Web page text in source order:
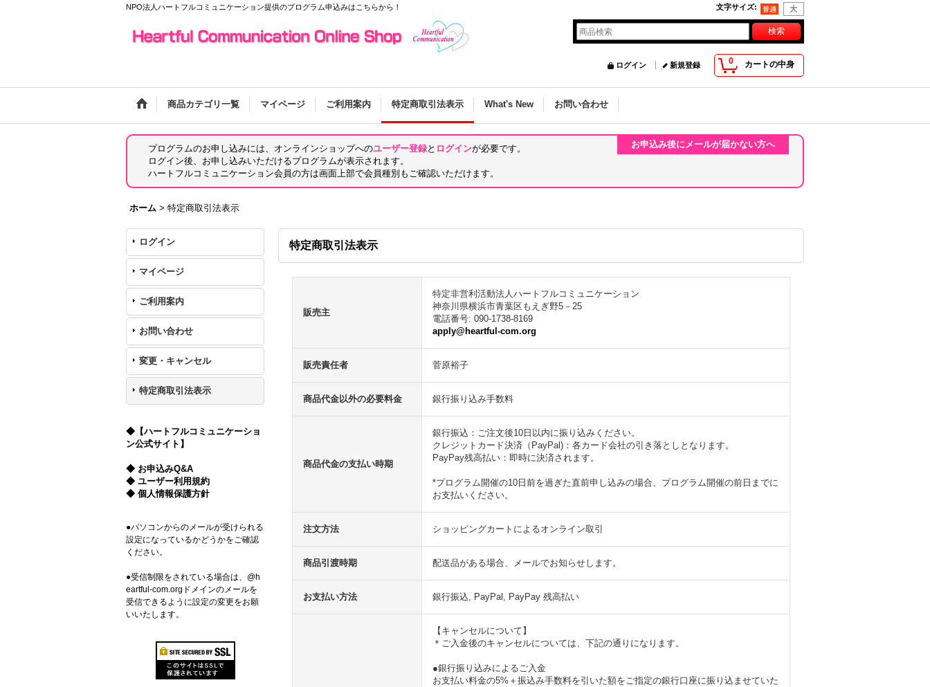
NPO法人ハートフルコミュニケーション提供のプログラム申込みはこちらから！ 文字サイズ:
0 カートの中身
ログイン 新規登録
商品カテゴリ一覧 マイページ ご利用案内 特定商取引法表示 What's New お問い合わせ
プログラムのお申し込みには、オンラインショップへのユーザー登録と ログインが必要です。
ログイン後、お申し込みいただけるプログラムが表示されます。
ハートフルコミュニケーション会員の方は画面上部で会員種別もご確認いただけます。
お申込み後にメールが届かない方へ
ホーム > 特定商取引法表示
ログイン
マイページ
ご利用案内
お問い合わせ
変更・キャンセル
特定商取引法表示
◆【ハートフルコミュニケーショ
ン公式サイト】
◆ お申込みQ&A
◆ ユーザー利用規約
◆ 個人情報保護方針
●パソコンからのメールが受けられる
設定になっているかどうかをご確認
ください。
●受信制限をされている場合は、@h
eartful-com.orgドメインのメールを
受信できるように設定の変更をお願
いいたします。
特定商取引法表示
販売主
特定非営利活動法人ハートフルコミュニケーション
神奈川県横浜市青葉区もえぎ野5－25
電話番号: 090-1738-8169
apply@heartful-com.org
販売責任者 菅原裕子
商品代金以外の必要料金 銀行振り込み手数料
商品代金の支払い時期
銀行振込：ご注文後10日以内に振り込みください。
クレジットカード決済（PayPal)：各カード会社の引き落としとなります。
PayPay残高払い：即時に決済されます。
*プログラム開催の10日前を過ぎた直前申し込みの場合、プログラム開催の前日までに
お支払いください。
注文方法 ショッピングカートによるオンライン取引
商品引渡時期 配送品がある場合、メールでお知らせします。
お支払い方法 銀行振込, PayPal, PayPay 残高払い
【キャンセルについて】
＊ご入金後のキャンセルについては、下記の通りになります。
●銀行振り込みによるご入金
お支払い料金の5%＋振込み手数料を引いた額をご指定の銀行口座に振り込ませていた